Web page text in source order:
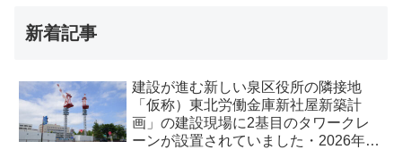
新着記事
建設が進む新しい泉区役所の隣接地
「仮称）東北労働金庫新社屋新築計
画」の建設現場に2基目のタワークレ
ーンが設置されていました・2026年8